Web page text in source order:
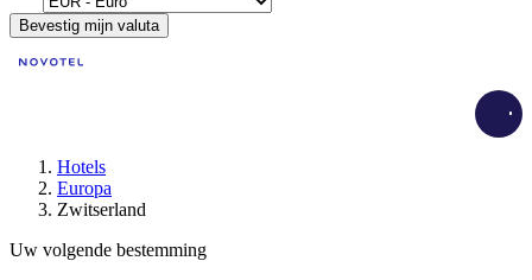
Bevestig mijn valuta
Hotels
Europa
Zwitserland
Uw volgende bestemming